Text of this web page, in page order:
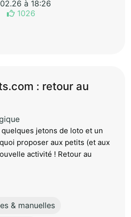
à 18:26
1026
: retour au
quelques jetons de loto et un
proposer aux petits (et aux
activité ! Retour au
& manuelles